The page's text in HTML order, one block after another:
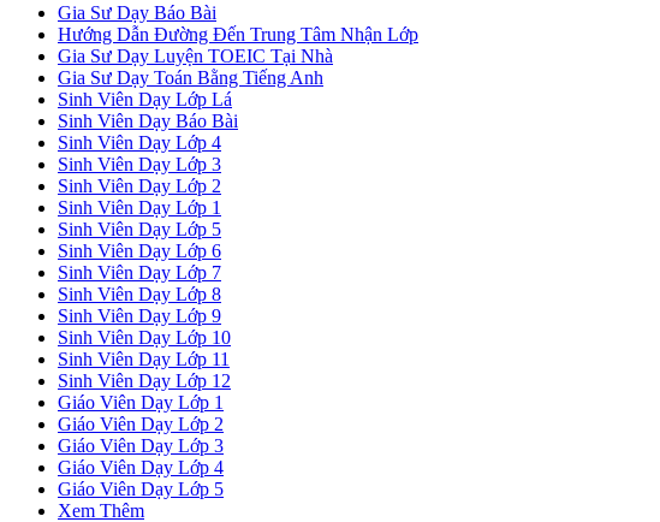
Gia Sư Dạy Báo Bài
Hướng Dẫn Đường Đến Trung Tâm Nhận Lớp
Gia Sư Dạy Luyện TOEIC Tại Nhà
Gia Sư Dạy Toán Bằng Tiếng Anh
Sinh Viên Dạy Lớp Lá
Sinh Viên Dạy Báo Bài
Sinh Viên Dạy Lớp 4
Sinh Viên Dạy Lớp 3
Sinh Viên Dạy Lớp 2
Sinh Viên Dạy Lớp 1
Sinh Viên Dạy Lớp 5
Sinh Viên Dạy Lớp 6
Sinh Viên Dạy Lớp 7
Sinh Viên Dạy Lớp 8
Sinh Viên Dạy Lớp 9
Sinh Viên Dạy Lớp 10
Sinh Viên Dạy Lớp 11
Sinh Viên Dạy Lớp 12
Giáo Viên Dạy Lớp 1
Giáo Viên Dạy Lớp 2
Giáo Viên Dạy Lớp 3
Giáo Viên Dạy Lớp 4
Giáo Viên Dạy Lớp 5
Xem Thêm